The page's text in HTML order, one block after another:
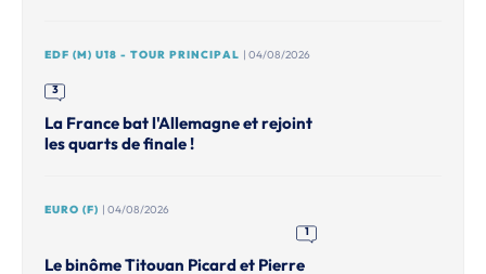
EDF (M) U18 - TOUR PRINCIPAL | 04/08/2026
3
La France bat l'Allemagne et rejoint
les quarts de finale !
EURO (F) | 04/08/2026
1
Le binôme Titouan Picard et Pierre